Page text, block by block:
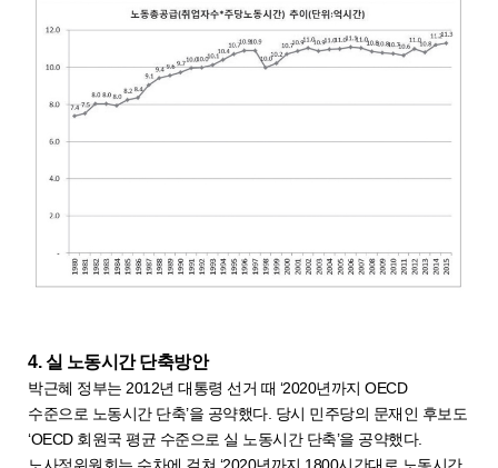
4. 실 노동시간 단축방안
박근혜 정부는 2012년 대통령 선거 때 ‘2020년까지 OECD
수준으로 노동시간 단축’을 공약했다. 당시 민주당의 문재인 후보도
‘OECD 회원국 평균 수준으로 실 노동시간 단축’을 공약했다.